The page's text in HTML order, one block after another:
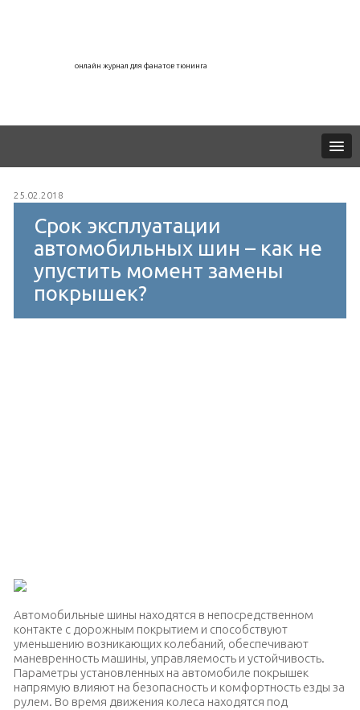
онлайн журнал для фанатов тюнинга
25.02.2018
Срок эксплуатации
автомобильных шин – как не
упустить момент замены
покрышек?
Автомобильные шины находятся в непосредственном
контакте с дорожным покрытием и способствуют
уменьшению возникающих колебаний, обеспечивают
маневренность машины, управляемость и устойчивость.
Параметры установленных на автомобиле покрышек
напрямую влияют на безопасность и комфортность езды за
рулем. Во время движения колеса находятся под